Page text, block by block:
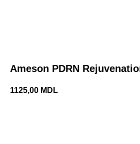
Ameson PDRN
1125,00 MDL